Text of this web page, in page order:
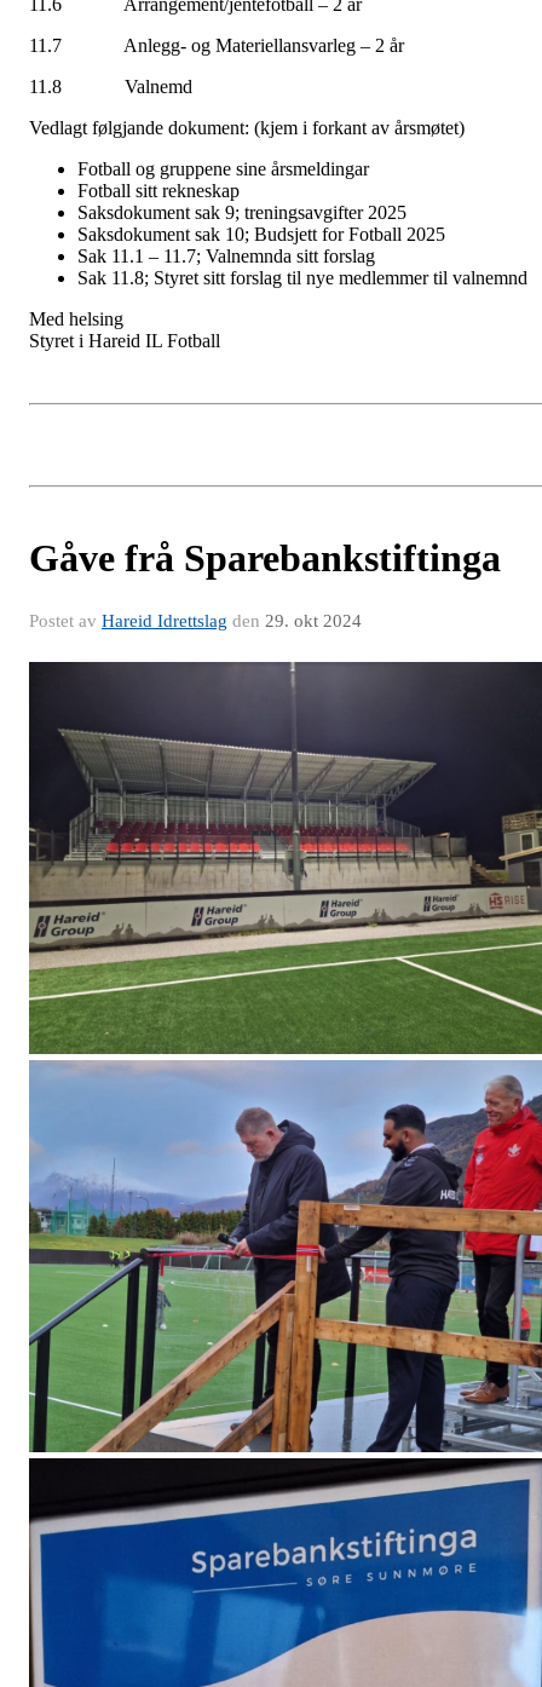
11.6 Arrangement/jentefotball – 2 år
11.7 Anlegg- og Materiellansvarleg – 2 år
11.8 Valnemd
Vedlagt følgjande dokument: (kjem i forkant av årsmøtet)
Fotball og gruppene sine årsmeldingar
Fotball sitt rekneskap
Saksdokument sak 9; treningsavgifter 2025
Saksdokument sak 10; Budsjett for Fotball 2025
Sak 11.1 – 11.7; Valnemnda sitt forslag
Sak 11.8; Styret sitt forslag til nye medlemmer til valnemnd
Med helsing
Styret i Hareid IL Fotball
Gåve frå Sparebankstiftinga
Postet av Hareid Idrettslag den 29. okt 2024